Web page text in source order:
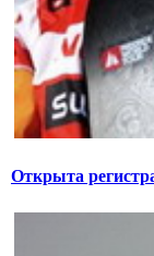
Открыта